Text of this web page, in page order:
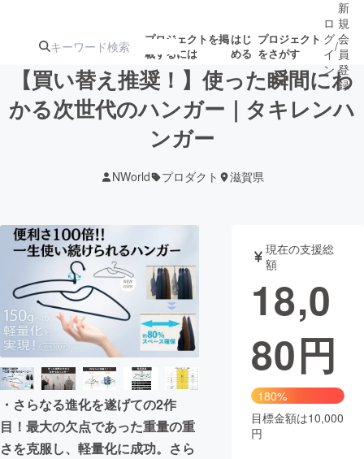
プロジェクトを掲
載するには
はじ
める
プロジェクト
をさがす
注目の新着プロ募集終了が近いプ
テクノロジー・ガジェット
映像・映画 書籍・雑誌
ビジネス・起業 チャレンジ
まちづくり・地域活性化
CAMPFIRE for Social Good
CAMPFIRE Creation
ロ
グ
イ
ン
/
新
規
会
員
登
録
【買い替え推奨！】使った瞬間にわ
かる次世代のハンガー｜タキレンハ
ンガー
NWorld プロダクト 滋賀県
・さらなる進化を遂げての2作
目！最大の欠点であった重量の重
さを克服し、軽量化に成功。さら
現在の支援総
額
18,0
80円
180%
目標金額は10,000
円